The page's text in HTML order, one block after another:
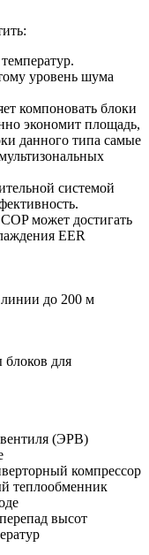
уровень шума
компоновать блоки
экономит площадь,
данного типа самые
системой
может достигать
EER
до 200 м
для
(ЭРВ)
компрессор
теплообменник
высот